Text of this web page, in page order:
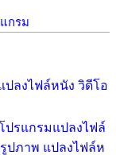
กรม
แปลงไฟล์หนัง วิดีโอ
ปรแกรมแปลงไฟล์
ปภาพ แปลงไฟล์ห